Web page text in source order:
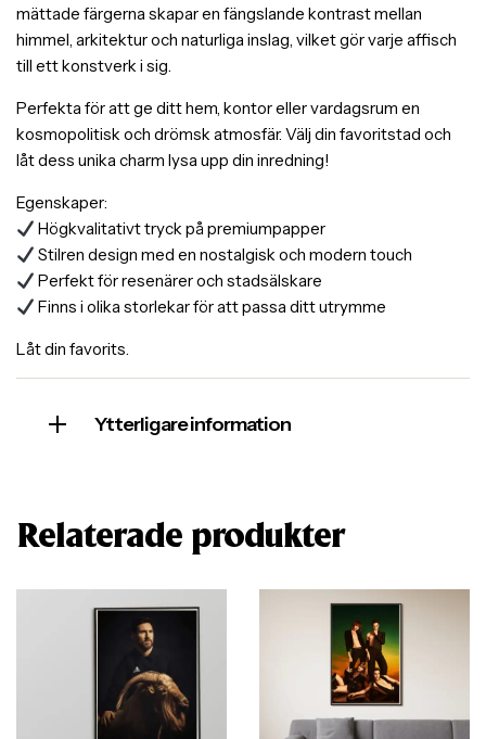
mättade färgerna skapar en fängslande kontrast mellan
himmel, arkitektur och naturliga inslag, vilket gör varje affisch
till ett konstverk i sig.
Perfekta för att ge ditt hem, kontor eller vardagsrum en
kosmopolitisk och drömsk atmosfär. Välj din favoritstad och
låt dess unika charm lysa upp din inredning!
Egenskaper:
Högkvalitativt tryck på premiumpapper
Stilren design med en nostalgisk och modern touch
Perfekt för resenärer och stadsälskare
Finns i olika storlekar för att passa ditt utrymme
Låt din favorits.
Ytterligare information
Relaterade produkter